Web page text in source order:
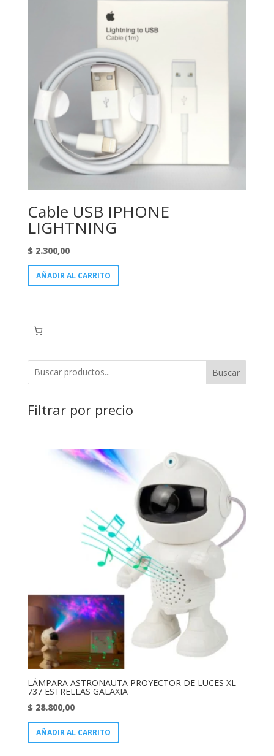
Cable USB IPHONE
LIGHTNING
$2.300,00
AÑADIR AL CARRITO
Buscar
Filtrar por precio
LÁMPARA ASTRONAUTA PROYECTOR DE LUCES XL-
737 ESTRELLAS GALAXIA
$28.800,00
AÑADIR AL CARRITO